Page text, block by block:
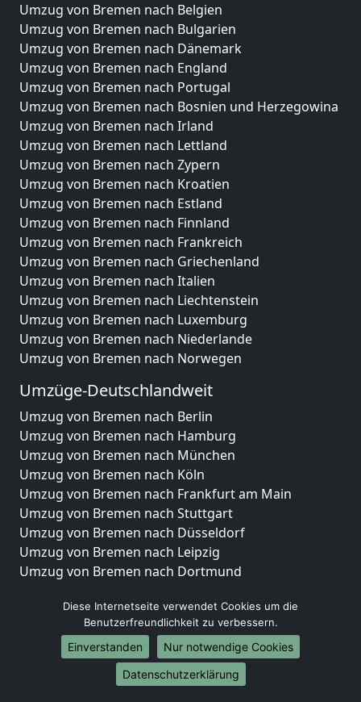
Umzug von Bremen nach Belgien
Umzug von Bremen nach Bulgarien
Umzug von Bremen nach Dänemark
Umzug von Bremen nach England
Umzug von Bremen nach Portugal
Umzug von Bremen nach Bosnien und Herzegowina
Umzug von Bremen nach Irland
Umzug von Bremen nach Lettland
Umzug von Bremen nach Zypern
Umzug von Bremen nach Kroatien
Umzug von Bremen nach Estland
Umzug von Bremen nach Finnland
Umzug von Bremen nach Frankreich
Umzug von Bremen nach Griechenland
Umzug von Bremen nach Italien
Umzug von Bremen nach Liechtenstein
Umzug von Bremen nach Luxemburg
Umzug von Bremen nach Niederlande
Umzug von Bremen nach Norwegen
Umzüge-Deutschlandweit
Umzug von Bremen nach Berlin
Umzug von Bremen nach Hamburg
Umzug von Bremen nach München
Umzug von Bremen nach Köln
Umzug von Bremen nach Frankfurt am Main
Umzug von Bremen nach Stuttgart
Umzug von Bremen nach Düsseldorf
Umzug von Bremen nach Leipzig
Umzug von Bremen nach Dortmund
Umzug von Bremen nach Bremen
Umzug von Bremen nach Dresden
Umzug von Bremen nach Hannover
Umzug von Bremen nach Nürnberg
Umzug von Bremen nach Duisburg
Diese Internetseite verwendet Cookies um die
Benutzerfreundlichkeit zu verbessern.
Einverstanden
Nur notwendige Cookies
Datenschutzerklärung